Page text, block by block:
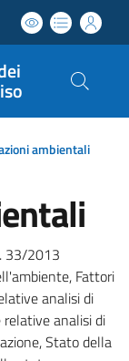
ambientali
33/2013
Fattori
analisi di
analisi di
Stato della